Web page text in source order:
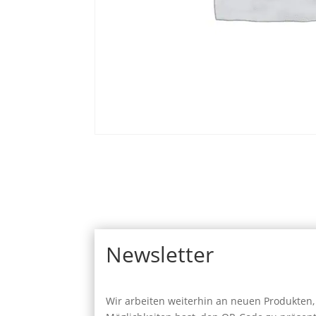
Newsletter
Wir arbeiten weiterhin an neuen